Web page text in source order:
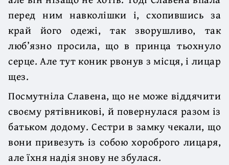
перед ним навколішки і, схопившись за
край його одежі, так зворушливо, так
люб’язно просила, що в принца тьохнуло
серце. Але тут коник рвонув з місця, і лицар
щез.
Посмутніла Славена, що не може віддячити
своєму рятівникові, й повернулася разом із
батьком додому. Сестри в замку чекали, що
вони привезуть із собою хороброго лицаря,
але їхня надія знову не збулася.